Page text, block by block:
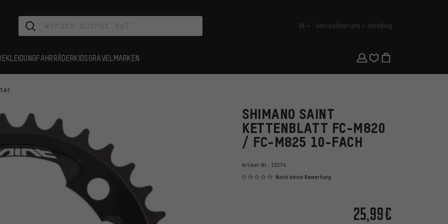
Deutsch
DE ServiceÜber uns JobsBlog
FAHRRÄDERKIDSGRAVEL MARKEN
SHIMANO SAINT
KETTENBLATT FC-M820
/ FC-M825 10-FACH
Artikel-Nr.: 33274
Noch keine Bewertung
25,99€